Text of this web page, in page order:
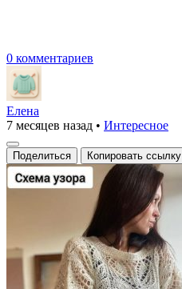
0 комментариев
Елена
7 месяцев назад • Интересное
Поделиться Копировать ссылку